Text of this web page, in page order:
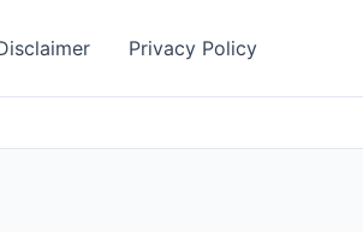
Privacy Policy